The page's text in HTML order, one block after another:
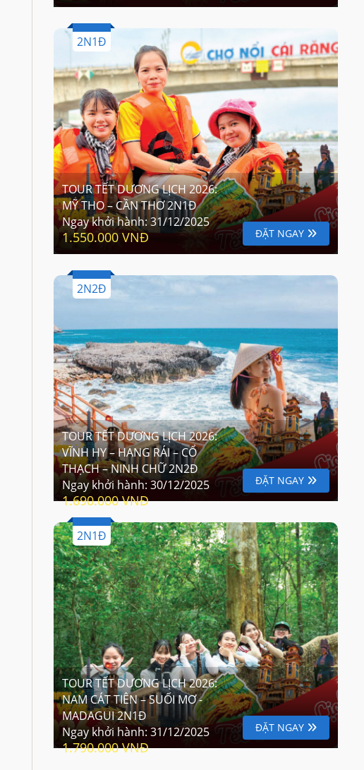
2N1Đ
TOUR TẾT DƯƠNG LỊCH 2026:
MỸ THO – CẦN THƠ 2N1Đ
Ngay khởi hành:31/12/2025
1.550.000 VNĐ ĐẶT NGAY
2N2Đ
TOUR TẾT DƯƠNG LỊCH 2026:
VĨNH HY – HANG RÁI – CỔ
THẠCH – NINH CHỮ 2N2Đ
Ngay khởi hành:30/12/2025
1.690.000 VNĐ
ĐẶT NGAY
2N1Đ
TOUR TẾT DƯƠNG LỊCH 2026:
NAM CÁT TIÊN – SUỐI MƠ -
MADAGUI 2N1Đ
Ngay khởi hành:31/12/2025
1.790.000 VNĐ
ĐẶT NGAY